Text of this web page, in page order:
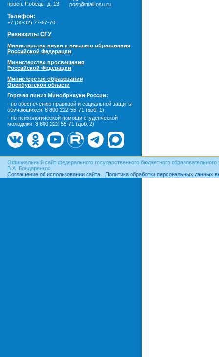
просп. Победы, д. 13
post@mail.osu.ru
Телефон:
+7 (35-32) 77-67-70
Реквизиты ОГУ
Министерство науки и высшего образования
Российской Федерации
Министерство просвещения
Российской Федерации
Министерство образования
Оренбургской области
Горячая линия Минобрнауки России:
- по обеспечению правовой и социальной защиты
обучающихся: 8 800 222-55-71 (доб. 1)
- по психологической помощи студенческой
молодежи: 8 800 222-55-71 (доб. 2)
Официальный сайт федерального государственного бюджетного
В.А. Бондаренко».
Соглашение об использовании сайта
Политика обработки персональных данных